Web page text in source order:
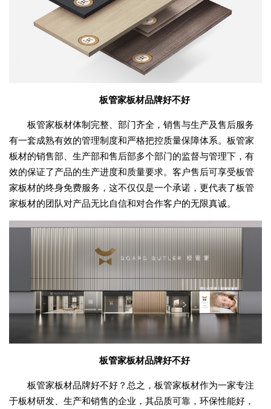
板管家板材品牌好不好
板管家板材体制完整、部门齐全，销售与生产及售后服务
有一套成熟有效的管理制度和严格把控质量保障体系。板管家
板材的销售部、生产部和售后部多个部门的监督与管理下，有
效的保证了产品的生产进度和质量要求。客户售后可享受板管
家板材的终身免费服务，这不仅仅是一个承诺，更代表了板管
家板材的团队对产品无比自信和对合作客户的无限真诚。
板管家板材品牌好不好
板管家板材品牌好不好？总之，板管家板材作为一家专注
于板材研发、生产和销售的企业，其品质可靠，环保性能好，